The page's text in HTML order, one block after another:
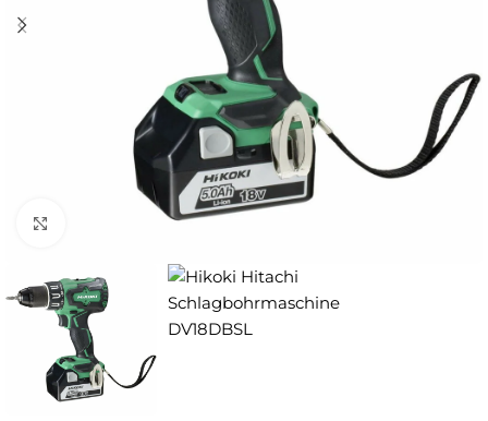
Zum Vergrößern anklicken